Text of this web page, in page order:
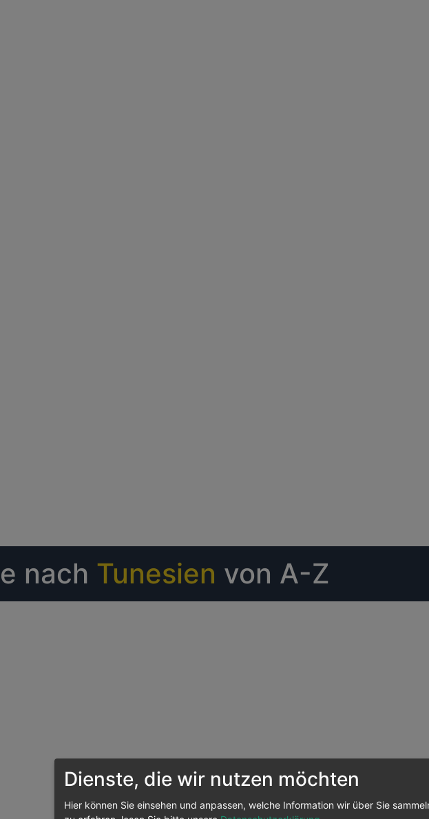
nach Tunesien von A-Z
Dienste, die wir nutzen möchten
Hier können Sie einsehen und anpassen, welche Information wir über Sie